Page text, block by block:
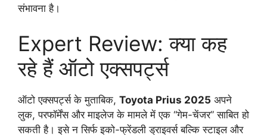
संभावना है।
Expert Review: क्या कह
रहे हैं ऑटो एक्सपर्ट्स
ऑटो एक्सपर्ट्स के मुताबिक, Toyota Prius 2025 अपने
लुक, परफॉर्मेंस और माइलेज के मामले में एक “गेम-चेंजर” साबित हो
सकती है। इसे न सिर्फ इको-फ्रेंडली ड्राइवर्स बल्कि स्टाइल और